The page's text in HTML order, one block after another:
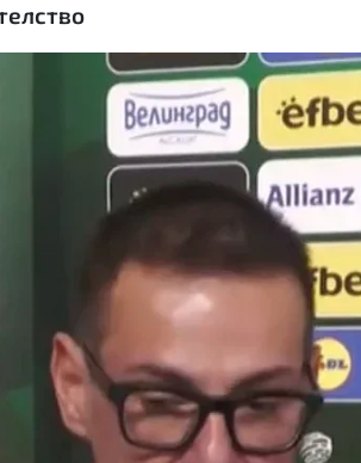
ТЕХНОЛОГИИ
ДА!НА
ДА! НА
КУЛТУРА
ПРАВОСЪДИЕ
ВЯРА
ОБЯВИ